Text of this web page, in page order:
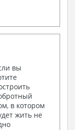
вы
в котором
жить не